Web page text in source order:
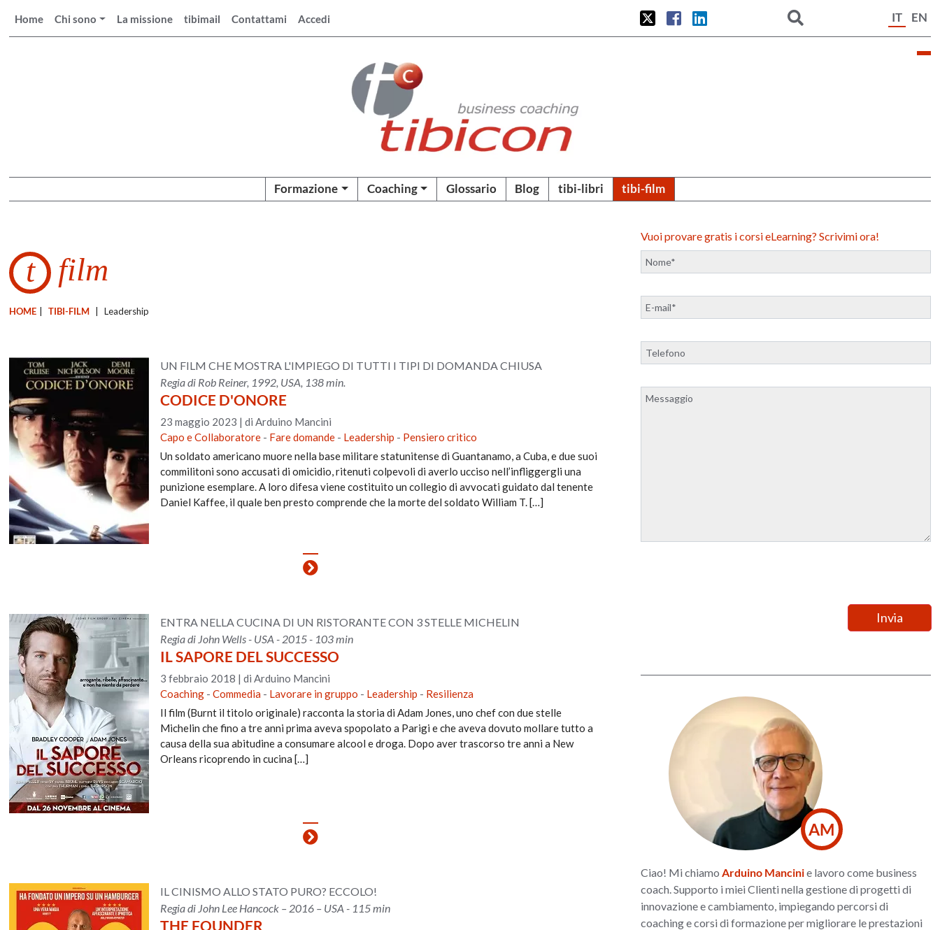
Home Chi sono La missione tibimail Contattami Accedi IT EN
Formazione Coaching Glossario Blog tibi-libri tibi-film
t film
HOME TIBI-FILM Leadership
UN FILM CHE MOSTRA L'IMPIEGO DI TUTTI I TIPI DI DOMANDA CHIUSA
Regia di Rob Reiner, 1992, USA, 138 min.
CODICE D'ONORE
23 maggio 2023 | di Arduino Mancini
Capo e Collaboratore- Fare domande- Leadership - Pensiero critico
Un soldato americano muore nella base militare statunitense di Guantanamo, a Cuba, e due suoi
commilitoni sono accusati di omicidio, ritenuti colpevoli di averlo ucciso nell’infliggergli una
punizione esemplare. A loro difesa viene costituito un collegio di avvocati guidato dal tenente
Daniel Kaffee, il quale ben presto comprende che la morte del soldato William T. […]
ENTRA NELLA CUCINA DI UN RISTORANTE CON 3 STELLE MICHELIN
Regia di John Wells - USA - 2015 - 103 min
IL SAPORE DEL SUCCESSO
3 febbraio 2018 | di Arduino Mancini
Coaching- Commedia- Lavorare in gruppo - Leadership - Resilienza
Il film (Burnt il titolo originale) racconta la storia di Adam Jones, uno chef con due stelle
Michelin che fino a tre anni prima aveva spopolato a Parigi e che aveva dovuto mollare tutto a
causa della sua abitudine a consumare alcool e droga. Dopo aver trascorso tre anni a New
Orleans ricoprendo in cucina […]
IL CINISMO ALLO STATO PURO? ECCOLO!
Regia di John Lee Hancock – 2016 – USA - 115 min
THE FOUNDER
Vuoi provare gratis i corsi eLearning? Scrivimi ora!
AM
Ciao! Mi chiamo Arduino Mancinie lavoro come business
coach. Supporto i miei Clienti nella gestione di progetti di
innovazione e cambiamento, impiegando percorsi di
coaching e corsi di formazione per migliorare le prestazioni